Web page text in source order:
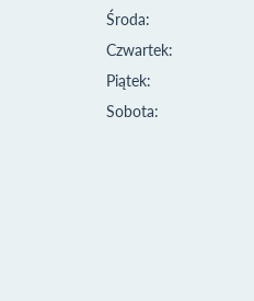
Środa:
Czwartek:
Piątek:
Sobota: